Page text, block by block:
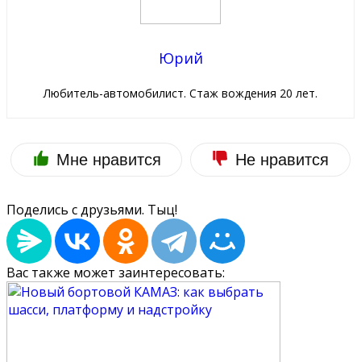
Юрий
Любитель-автомобилист. Стаж вождения 20 лет.
Мне нравится Не нравится
Поделись с друзьями. Тыц!
Вас также может заинтересовать: